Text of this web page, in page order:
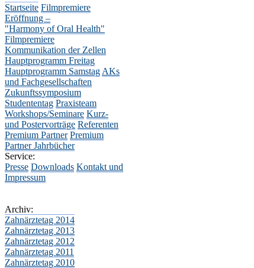
Startseite Filmpremiere
Eröffnung –
"Harmony of Oral Health"
Filmpremiere
Kommunikation der Zellen
Hauptprogramm Freitag
Hauptprogramm Samstag AKs
und Fachgesellschaften
Zukunftssymposium
Studententag Praxisteam
Workshops/Seminare Kurz-
und Postervorträge Referenten
Premium Partner Premium
Partner Jahrbücher
Service:
Presse Downloads Kontakt und
Impressum
Archiv:
Zahnärztetag 2014
Zahnärztetag 2013
Zahnärztetag 2012
Zahnärztetag 2011
Zahnärztetag 2010